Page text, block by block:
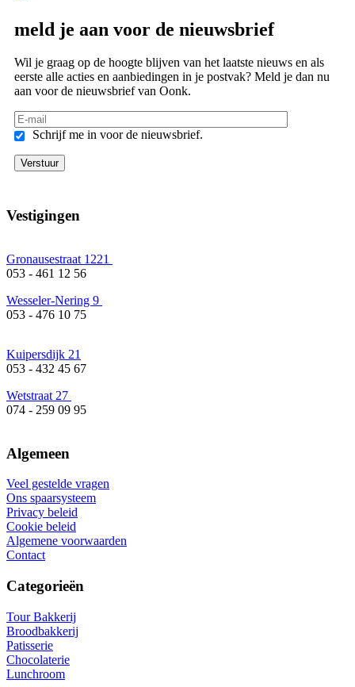
meld je aan voor de nieuwsbrief
Wil je graag op de hoogte blijven van het laatste nieuws en als
eerste alle acties en aanbiedingen in je postvak? Meld je dan nu
aan voor de nieuwsbrief van Oonk.
Schrijf me in voor de nieuwsbrief.
Vestigingen
Gronausestraat 1221
053 - 461 12 56
Wesseler-Nering 9
053 - 476 10 75
Kuipersdijk 21
053 - 432 45 67
Wetstraat 27
074 - 259 09 95
Algemeen
Veel gestelde vragen
Ons spaarsysteem
Privacy beleid
Cookie beleid
Algemene voorwaarden
Contact
Categorieën
Tour Bakkerij
Broodbakkerij
Patisserie
Chocolaterie
Lunchroom